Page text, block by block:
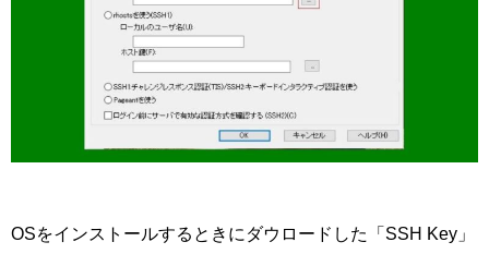
OSをインストールするときにダウロードした「SSH Key」